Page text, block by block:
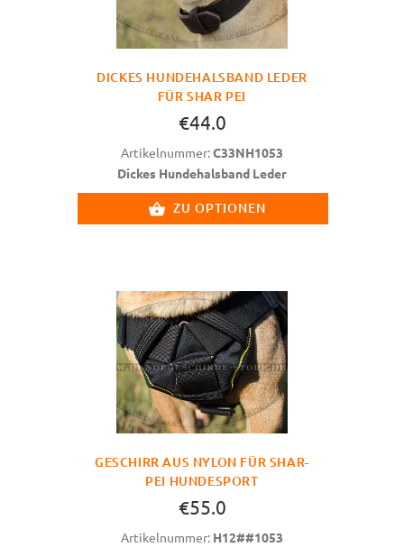
DICKES HUNDEHALSBAND LEDER
FÜR SHAR PEI
€44.0
Artikelnummer:C33NH1053
Dickes Hundehalsband Leder
ZU OPTIONEN
GESCHIRR AUS NYLON FÜR SHAR-
PEI HUNDESPORT
€55.0
Artikelnummer: H12##1053